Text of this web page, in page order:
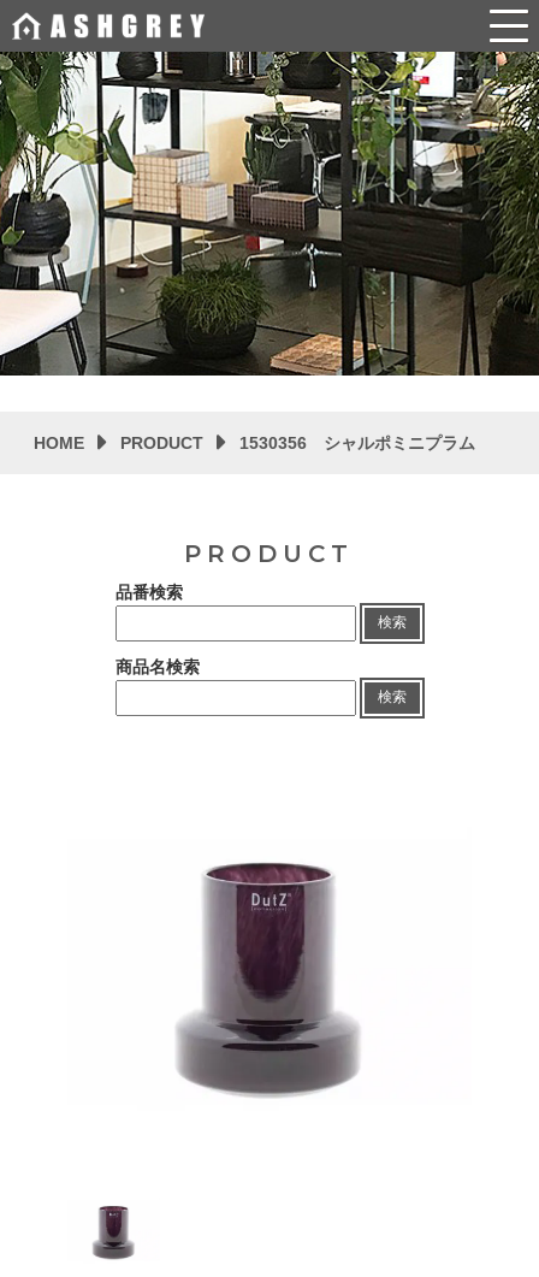
HOME PRODUCT 1530356 シャルポミニプラム
品番検索
検索
商品名検索
検索
PRODUCT